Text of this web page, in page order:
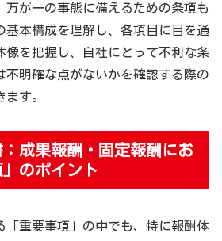
万が一の事態に備えるための条項も
基本構成を理解し、各項目に目を通
像を把握し、自社にとって不利な条
不明確な点がないかを確認する際の
す。
成果報酬・固定報酬にお
のポイント
「重要事項」の中でも、特に報酬体